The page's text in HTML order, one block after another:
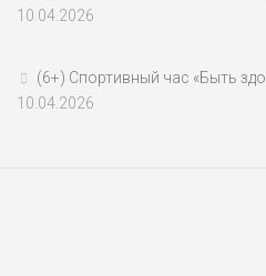
10.04.2026
(6+) Спортивный час «Быть
10.04.2026